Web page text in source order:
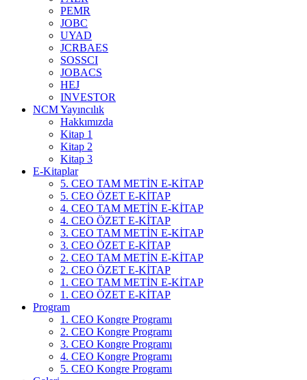
PEMR
JOBC
UYAD
JCRBAES
SOSSCI
JOBACS
HEJ
INVESTOR
NCM Yayıncılık
Hakkımızda
Kitap 1
Kitap 2
Kitap 3
E-Kitaplar
5. CEO TAM METİN E-KİTAP
5. CEO ÖZET E-KİTAP
4. CEO TAM METİN E-KİTAP
4. CEO ÖZET E-KİTAP
3. CEO TAM METİN E-KİTAP
3. CEO ÖZET E-KİTAP
2. CEO TAM METİN E-KİTAP
2. CEO ÖZET E-KİTAP
1. CEO TAM METİN E-KİTAP
1. CEO ÖZET E-KİTAP
Program
1. CEO Kongre Programı
2. CEO Kongre Programı
3. CEO Kongre Programı
4. CEO Kongre Programı
5. CEO Kongre Programı